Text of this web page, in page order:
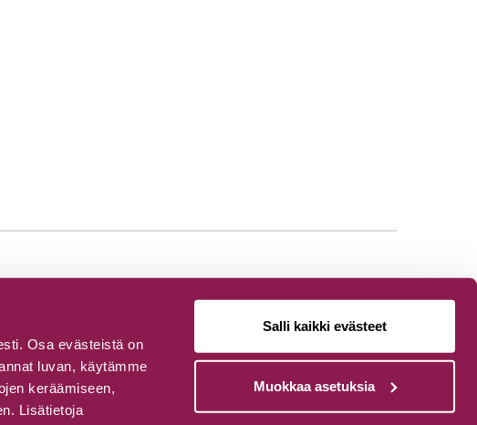
Osa evästeistä on
luvan, käytämme
keräämiseen,
Lisätietoja
Salli kaikki evästeet
Muokkaa asetuksia